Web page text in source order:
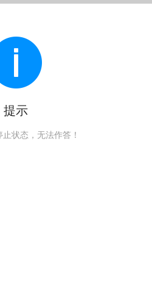
提示
状态，无法作答！